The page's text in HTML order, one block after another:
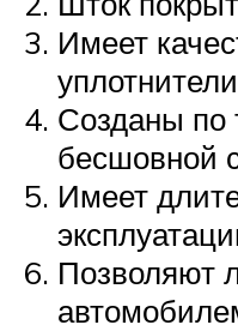
Имеет
Созданы по
бесшовной
Имеет
Позволяют